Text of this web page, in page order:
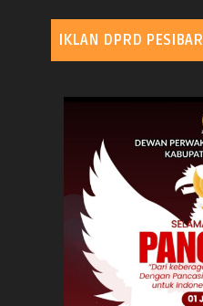
IKLAN DPRD PESIBAR